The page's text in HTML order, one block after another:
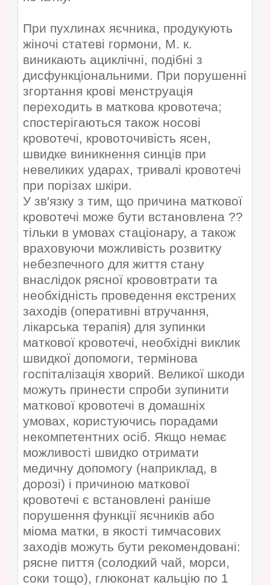
При пухлинах яєчника, продукують
жіночі статеві гормони, М. к.
виникають ациклічні, подібні з
дисфункціональними. При порушенні
згортання крові менструація
переходить в маткова кровотеча;
спостерігаються також носові
кровотечі, кровоточивість ясен,
швидке виникнення синців при
невеликих ударах, тривалі кровотечі
при порізах шкіри.
У зв'язку з тим, що причина маткової
кровотечі може бути встановлена ??
тільки в умовах стаціонару, а також
враховуючи можливість розвитку
небезпечного для життя стану
внаслідок рясної крововтрати та
необхідність проведення екстрених
заходів (оперативні втручання,
лікарська терапія) для зупинки
маткової кровотечі, необхідні виклик
швидкої допомоги, термінова
госпіталізація хворий. Великої шкоди
можуть принести спроби зупинити
маткової кровотечі в домашніх
умовах, користуючись порадами
некомпетентних осіб. Якщо немає
можливості швидко отримати
медичну допомогу (наприклад, в
дорозі) і причиною маткової
кровотечі є встановлені раніше
порушення функції яєчників або
міома матки, в якості тимчасових
заходів можуть бути рекомендовані:
рясне пиття (солодкий чай, морси,
соки тощо), глюконат кальцію по 1